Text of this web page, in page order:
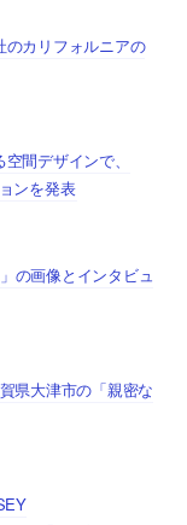
のカリフォルニアの
間デザインで、
ンを発表
の画像とインタビュ
県大津市の「親密な